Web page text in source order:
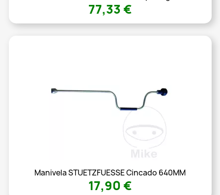
77,33 €
Manivela STUETZFUESSE Cincado 640MM
17,90 €